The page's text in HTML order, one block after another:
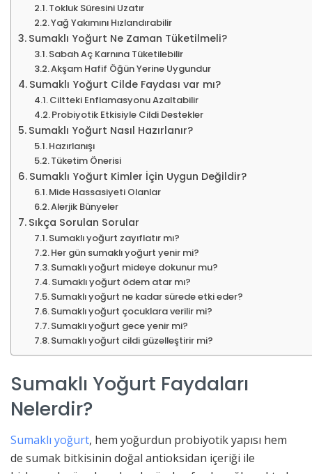
Tokluk Süresini Uzatır
Yağ Yakımını Hızlandırabilir
Sumaklı Yoğurt Ne Zaman Tüketilmeli?
Sabah Aç Karnına Tüketilebilir
Akşam Hafif Öğün Yerine Uygundur
Sumaklı Yoğurt Cilde Faydası var mı?
Ciltteki Enflamasyonu Azaltabilir
Probiyotik Etkisiyle Cildi Destekler
Sumaklı Yoğurt Nasıl Hazırlanır?
Hazırlanışı
Tüketim Önerisi
Sumaklı Yoğurt Kimler İçin Uygun Değildir?
Mide Hassasiyeti Olanlar
Alerjik Bünyeler
Sıkça Sorulan Sorular
Sumaklı yoğurt zayıflatır mı?
Her gün sumaklı yoğurt yenir mi?
Sumaklı yoğurt mideye dokunur mu?
Sumaklı yoğurt ödem atar mı?
Sumaklı yoğurt ne kadar sürede etki eder?
Sumaklı yoğurt çocuklara verilir mi?
Sumaklı yoğurt gece yenir mi?
Sumaklı yoğurt cildi güzelleştirir mi?
Sumaklı Yoğurt Faydaları
Nelerdir?
Sumaklı yoğurt, hem yoğurdun probiyotik yapısı hem
de sumak bitkisinin doğal antioksidan içeriği ile